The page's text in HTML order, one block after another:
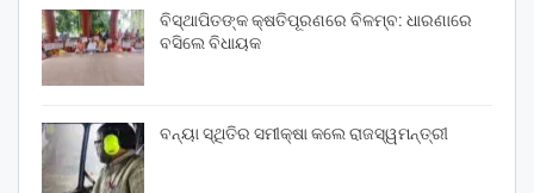
ବିସ୍ଥାପିତଙ୍କ କ୍ଷତିପୂରଣରେ ବିଳମ୍ବ: ଧାରଣାରେ
ବସିଲେ ବିଧାୟକ
ବନ୍ୟା ସ୍ଥିତିର ସମୀକ୍ଷା କଲେ ରାଜସ୍ୱମନ୍ତ୍ରୀ